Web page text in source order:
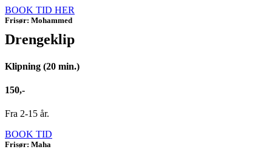
BOOK TID HER
Frisør: Mohammed
Drengeklip
Klipning (20 min.)
150,-
Fra 2-15 år.
BOOK TID
Frisør: Maha